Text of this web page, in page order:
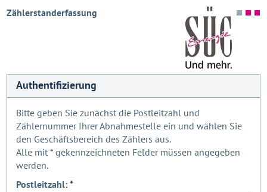
Zählerstanderfassung
Authentifizierung
Bitte geben Sie zunächst die Postleitzahl und
Zählernummer Ihrer Abnahmestelle ein und wählen Sie
den Geschäftsbereich des Zählers aus.
Alle mit* gekennzeichneten Felder müssen angegeben
werden.
Postleitzahl:*